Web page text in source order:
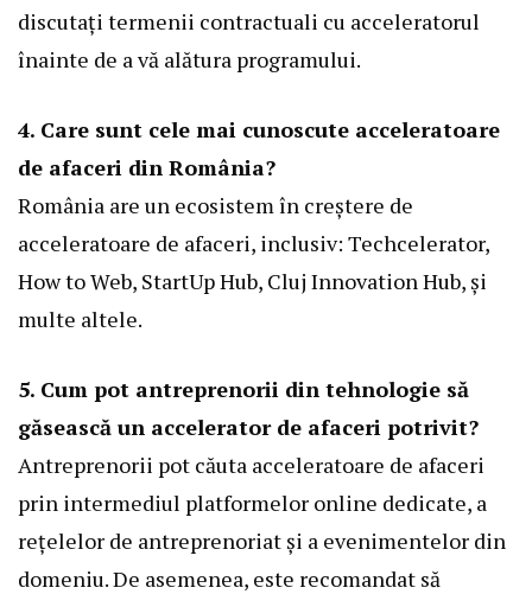
discutați termenii contractuali cu acceleratorul
înainte de a vă alătura programului.
4. Care sunt cele mai cunoscute acceleratoare
de afaceri din România?
România are un ecosistem în creștere de
acceleratoare de afaceri, inclusiv: Techcelerator,
How to Web, StartUp Hub, Cluj Innovation Hub, și
multe altele.
5. Cum pot antreprenorii din tehnologie să
găsească un accelerator de afaceri potrivit?
Antreprenorii pot căuta acceleratoare de afaceri
prin intermediul platformelor online dedicate, a
rețelelor de antreprenoriat și a evenimentelor din
domeniu. De asemenea, este recomandat să